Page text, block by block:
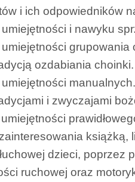
i ich odpowiedników
i nawyku
ozdabiania choinki.
manualnych.
i zwyczajami
książką,
dzieci, poprzez
ruchowej oraz